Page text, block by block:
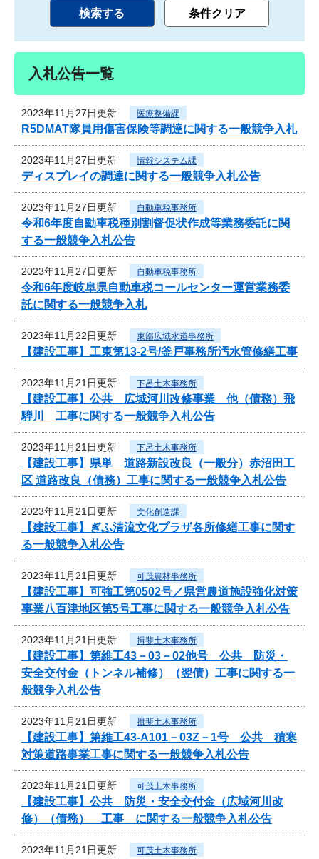
入札公告一覧
2023年11月27日更新 医療整備課
R5DMAT隊員用傷害保険等調達に関する一般競争入札
2023年11月27日更新 情報システム課
ディスプレイの調達に関する一般競争入札公告
2023年11月27日更新 自動車税事務所
令和6年度自動車税種別割督促状作成等業務委託に関
する一般競争入札公告
2023年11月27日更新 自動車税事務所
令和6年度岐阜県自動車税コールセンター運営業務委
託に関する一般競争入札
2023年11月22日更新 東部広域水道事務所
【建設工事】工東第13-2号/釜戸事務所汚水管修繕工事
2023年11月21日更新 下呂土木事務所
【建設工事】公共 広域河川改修事業 他（債務）飛
騨川 工事に関する一般競争入札公告
2023年11月21日更新 下呂土木事務所
【建設工事】県単 道路新設改良（一般分）赤沼田工
区 道路改良（債務）工事に関する一般競争入札公告
2023年11月21日更新 文化創造課
【建設工事】ぎふ清流文化プラザ各所修繕工事に関す
る一般競争入札公告
2023年11月21日更新 可茂農林事務所
【建設工事】可強工第0502号／県営農道施設強化対策
事業八百津地区第5号工事に関する一般競争入札公告
2023年11月21日更新 揖斐土木事務所
【建設工事】第維工43－03－02他号 公共 防災・
安全交付金（トンネル補修）（翌債）工事に関する一
般競争入札公告
2023年11月21日更新 揖斐土木事務所
【建設工事】第維工43-A101－03Z－1号 公共 積寒
対策道路事業工事に関する一般競争入札公告
2023年11月21日更新 可茂土木事務所
【建設工事】公共 防災・安全交付金（広域河川改
修）（債務） 工事 に関する一般競争入札公告
2023年11月21日更新 可茂土木事務所